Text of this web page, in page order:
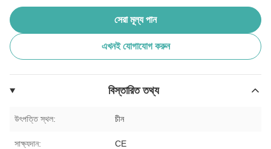
সেরা মূল্য পান
এখনই যোগাযোগ করুন
বিস্তারিত তথ্য
উৎপত্তি স্থল: চীন
সাক্ষ্যদান: CE